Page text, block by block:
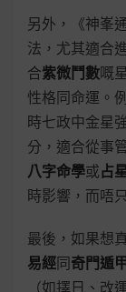
另外，《神峯
法，尤其適合
合紫微鬥數嘅
性格同命運。
時七政中金星
分，適合從事
八字命學或占
時影響，而唔
最後，如果想
易經同奇門遁
（如擇日、改